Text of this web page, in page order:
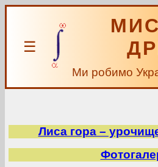
☰
Ми робимо
Лиса гора –